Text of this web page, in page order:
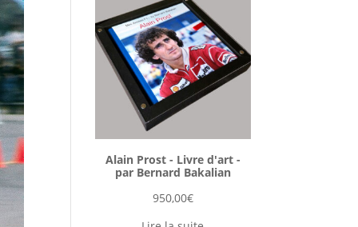
Alain Prost - Livre d'art -
par Bernard Bakalian
950,00€